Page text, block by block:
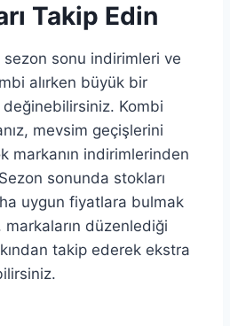
Takip Edin
sezon sonu indirimleri ve
alırken büyük bir
değinebilirsiniz. Kombi
mevsim geçişlerini
markanın indirimlerinden
sonunda stokları
uygun fiyatlara bulmak
markaların düzenlediği
takip ederek ekstra